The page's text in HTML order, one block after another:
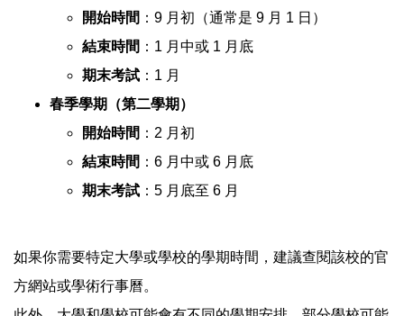
開始時間 ：9 月初（通常是 9 月 1 日）
結束時間 ：1 月中或 1 月底
期末考試 ：1 月
春季學期（第二學期）
開始時間 ：2 月初
結束時間 ：6 月中或 6 月底
期末考試 ：5 月底至 6 月
如果你需要特定大學或學校的學期時間，建議查閱該校的官
方網站或學術行事曆。